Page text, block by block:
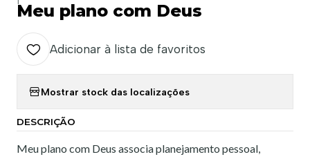
Meu plano com Deus
Adicionar à lista de favoritos
Mostrar stock das localizações
DESCRIÇÃO
Meu plano com Deus associa planejamento pessoal,